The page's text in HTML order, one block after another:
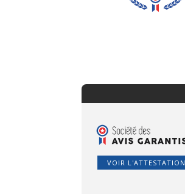
VOIR L'ATTESTATION